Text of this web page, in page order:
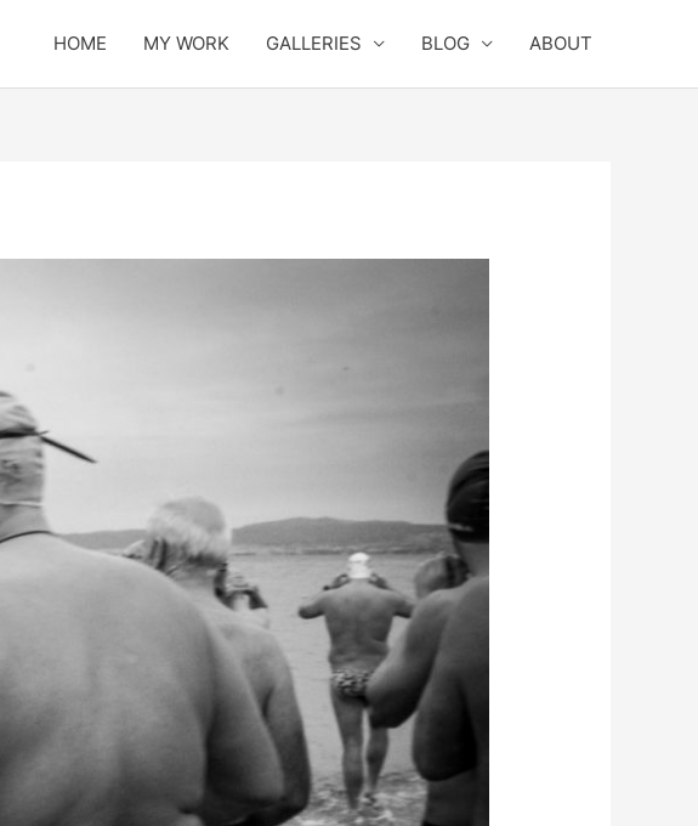
HOME MY WORK GALLERIES BLOG ABOUT